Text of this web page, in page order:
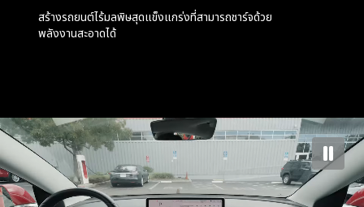
สร้างรถยนต์ไร้มลพิษสุดแข็งแกร่งที่สามารถชาร์จด้วย
พลังงานสะอาดได้